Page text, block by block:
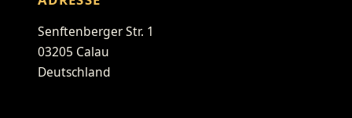
Senftenberger Str. 1
03205 Calau
Deutschland